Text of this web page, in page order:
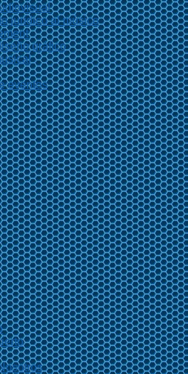
jurídico al músico
gráfico
eventos